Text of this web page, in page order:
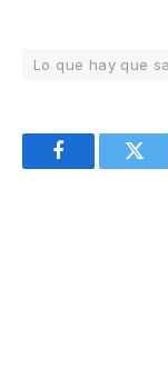
Lo que hay que
Facebook